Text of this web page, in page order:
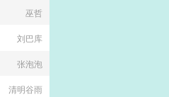
嘿嘿嘿
巫哲
刘巴库
张泡泡
清明谷雨